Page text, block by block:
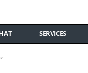
SERVICES